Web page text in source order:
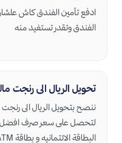
ادفع تأمين الفندق كاش
تحويل الريال الى رنجت
ننصح بتحويل الريال الى
لتحصل على سعر صرف افضل